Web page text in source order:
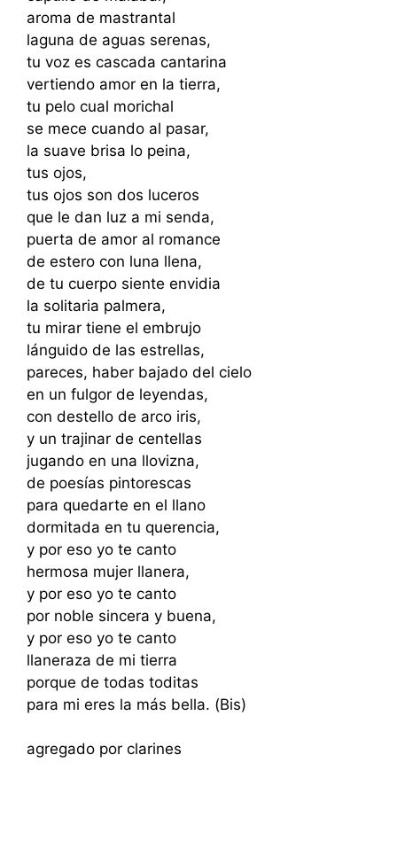
aroma de mastrantal
laguna de aguas serenas,
tu voz es cascada cantarina
vertiendo amor en la tierra,
tu pelo cual morichal
se mece cuando al pasar,
la suave brisa lo peina,
tus ojos,
tus ojos son dos luceros
que le dan luz a mi senda,
puerta de amor al romance
de estero con luna llena,
de tu cuerpo siente envidia
la solitaria palmera,
tu mirar tiene el embrujo
lánguido de las estrellas,
pareces, haber bajado del cielo
en un fulgor de leyendas,
con destello de arco iris,
y un trajinar de centellas
jugando en una llovizna,
de poesías pintorescas
para quedarte en el llano
dormitada en tu querencia,
y por eso yo te canto
hermosa mujer llanera,
y por eso yo te canto
por noble sincera y buena,
y por eso yo te canto
llaneraza de mi tierra
porque de todas toditas
para mi eres la más bella. (Bis)
agregado por clarines